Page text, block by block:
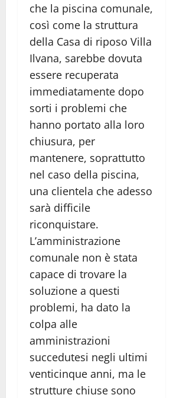
che la piscina comunale,
così come la struttura
della Casa di riposo Villa
Ilvana, sarebbe dovuta
essere recuperata
immediatamente dopo
sorti i problemi che
hanno portato alla loro
chiusura, per
mantenere, soprattutto
nel caso della piscina,
una clientela che adesso
sarà difficile
riconquistare.
L’amministrazione
comunale non è stata
capace di trovare la
soluzione a questi
problemi, ha dato la
colpa alle
amministrazioni
succedutesi negli ultimi
venticinque anni, ma le
strutture chiuse sono